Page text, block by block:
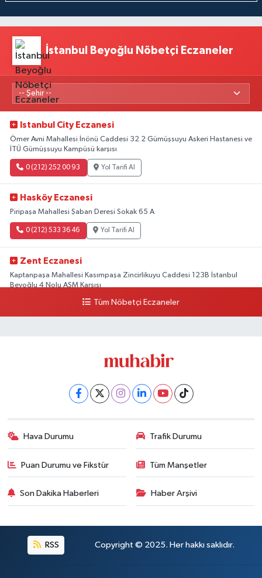
İstanbul Beyoğlu Nöbetçi Eczaneler
Istanbul City Eczanesi
Ömer Avni Mahallesi İnönü Caddesi 32 2 Gümüşsuyu Askeri Hastanesi ve
İTÜ Gümüşsuyu Kampüsü karşısı
0 (212) 252 00 93 Yol Tarifi Al
Hasköy Eczanesi
Piripaşa Mahallesi Şaban Deresi Sokak 65 A
0 (212) 533 36 46 Yol Tarifi Al
Zent Eczanesi
Kaptanpaşa Mahallesi Kasımpaşa Zincirlikuyu Caddesi 123B İstanbul
Beyoğlu 4 Nolu ASM Karşısı
Yol Tarifi Al
Tüm Nöbetçi Eczaneler
Hava Durumu Trafik Durumu
Puan Durumu ve Fikstür Tüm Manşetler
Son Dakika Haberleri Haber Arşivi
RSS Copyright © 2025. Her hakkı saklıdır.